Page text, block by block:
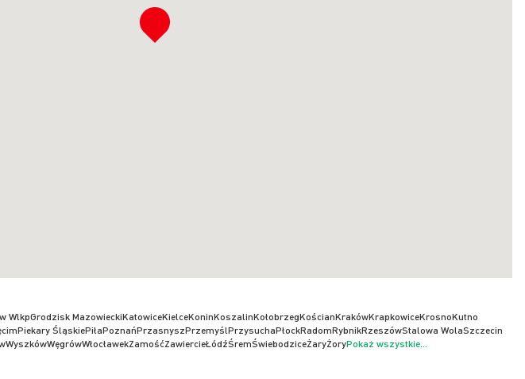
WlkpGrodzisk MazowieckiKatowiceKielceKoninKoszalinKołobrzegKościanKrakówKrapkowiceKrosnoKutno
Piekary ŚląskiePiłaPoznańPrzasnyszPrzemyślPrzysuchaPłockRadomRybnikRzeszówStalowa WolaSzczecin
WyszkówWęgrówWłocławekZamośćZawiercieŁódźŚremŚwiebodziceŻaryŻoryPokaż wszystkie...